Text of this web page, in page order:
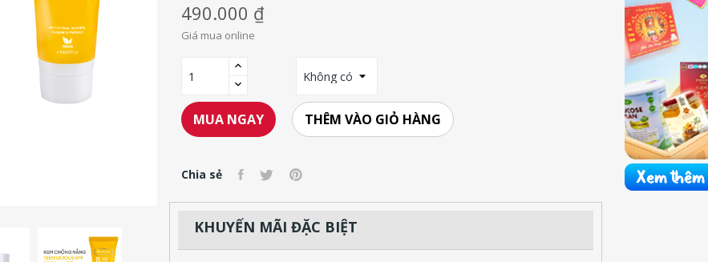
490.000 ₫
Giá mua online
MUA NGAY THÊM VÀO GIỎ HÀNG
Chia sẻ
KHUYẾN MÃI ĐẶC BIỆT